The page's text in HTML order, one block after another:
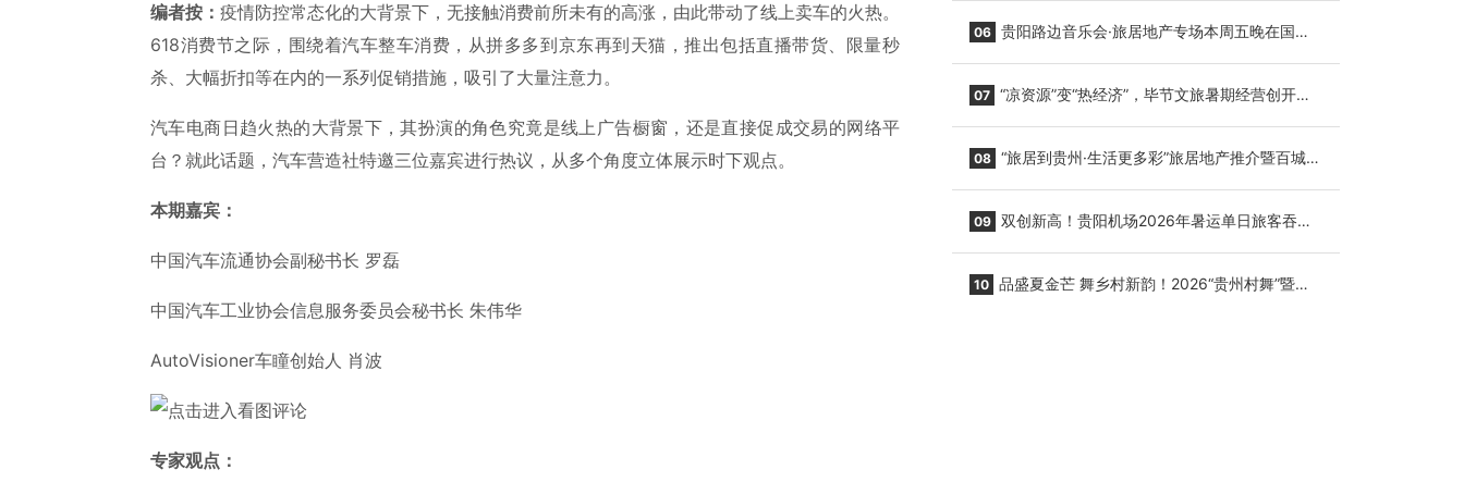
编者按： 疫情防控常态化的大背景下，无接触消费前所未有的高涨，由此带动了线上卖车的火热。
618消费节之际，围绕着汽车整车消费，从拼多多到京东再到天猫，推出包括直播带货、限量秒
杀、大幅折扣等在内的一系列促销措施，吸引了大量注意力。
汽车电商日趋火热的大背景下，其扮演的角色究竟是线上广告橱窗，还是直接促成交易的网络平
台？就此话题，汽车营造社特邀三位嘉宾进行热议，从多个角度立体展示时下观点。
本期嘉宾：
中国汽车流通协会副秘书长 罗磊
中国汽车工业协会信息服务委员会秘书长 朱伟华
AutoVisioner车瞳创始人 肖波
专家观点：
06 贵阳路边音乐会·旅居地产专场本周五晚在国际
07 “凉资源”变“热经济”，毕节文旅暑期经营创开门
08 “旅居到贵州·生活更多彩”旅居地产推介暨百城千
09 双创新高！贵阳机场2026年暑运单日旅客吞吐
10 品盛夏金芒 舞乡村新韵！2026“贵州村舞”暨望